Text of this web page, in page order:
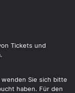
Tickets und
Sie sich bitte
haben. Für den